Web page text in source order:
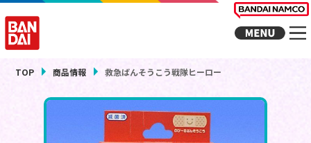
TOP 商品情報 救急ばんそうこう戦隊ヒーロー